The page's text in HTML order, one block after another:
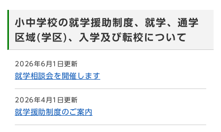
小中学校の就学援助制度、就学、通学
区域(学区)、入学及び転校について
2026年6月1日更新
就学相談会を開催します
2026年4月1日更新
就学援助制度のご案内